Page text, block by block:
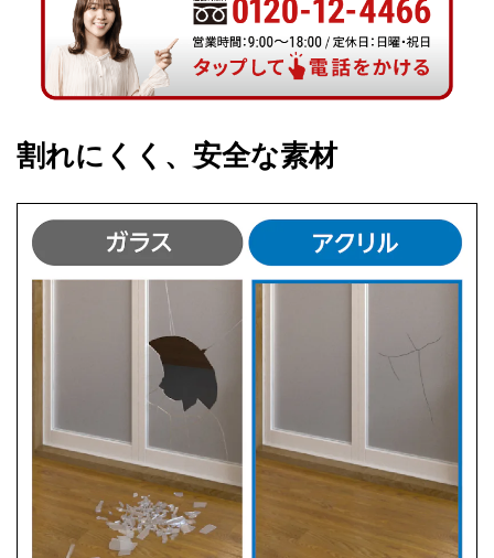
割れにくく、安全な素材